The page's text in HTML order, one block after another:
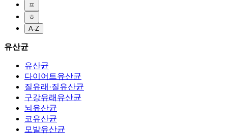
ㅍ
ㅎ
A-Z
유산균
유산균
다이어트유산균
질유래·질유산균
구강유래유산균
뇌유산균
코유산균
모발유산균